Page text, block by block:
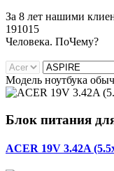
За 8 лет нашими
191015
Человека. ПоЧему?
Модель ноутбука
Блок питания
ACER 19V 3.42A